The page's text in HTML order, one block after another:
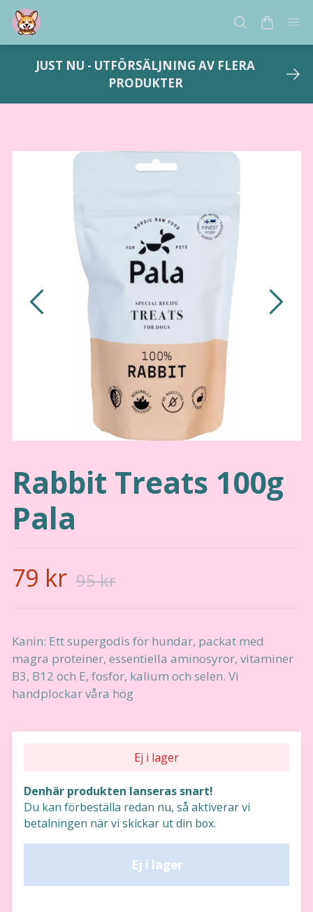
JUST NU - UTFÖRSÄLJNING AV FLERA
PRODUKTER
Rabbit Treats 100g
Pala
79 kr 95 kr
Kanin: Ett supergodis för hundar, packat med
magra proteiner, essentiella aminosyror, vitaminer
B3, B12 och E, fosfor, kalium och selen. Vi
handplockar våra hög
Ej i lager
Denhär produkten lanseras snart!
Du kan förbeställa redan nu, så aktiverar vi
betalningen när vi skickar ut din box.
Ej i lager